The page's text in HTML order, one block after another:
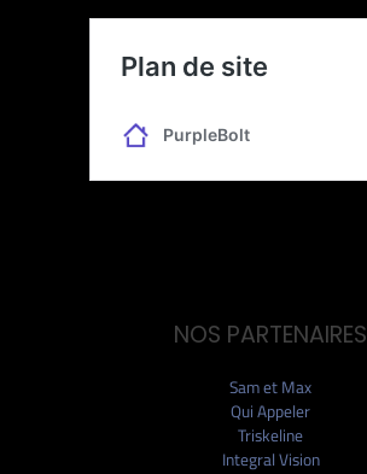
NOS PARTENAIRES
Sam et Max
Qui Appeler
Triskeline
Integral Vision